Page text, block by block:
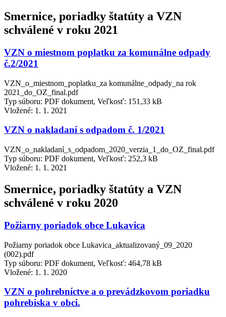
Smernice, poriadky štatúty a VZN
schválené v roku 2021
VZN o miestnom poplatku za komunálne odpady
č.2/2021
VZN_o_miestnom_poplatku_za komunálne_odpady_na rok
2021_do_OZ_final.pdf
Typ súboru: PDF dokument, Veľkosť: 151,33 kB
Vložené: 1. 1. 2021
VZN o nakladaní s odpadom č. 1/2021
VZN_o_nakladaní_s_odpadom_2020_verzia_1_do_OZ_final.pdf
Typ súboru: PDF dokument, Veľkosť: 252,3 kB
Vložené: 1. 1. 2021
Smernice, poriadky štatúty a VZN
schválené v roku 2020
Požiarny poriadok obce Lukavica
Požiarny poriadok obce Lukavica_aktualizovaný_09_2020
(002).pdf
Typ súboru: PDF dokument, Veľkosť: 464,78 kB
Vložené: 1. 1. 2020
VZN o pohrebníctve a o prevádzkovom poriadku
pohrebiska v obci.